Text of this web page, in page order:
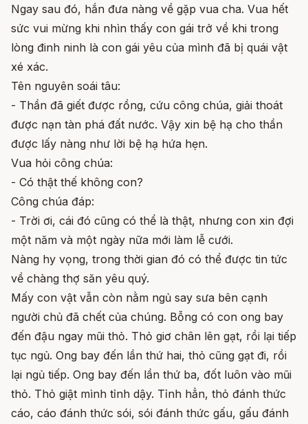
Ngay sau đó, hắn đưa nàng về gặp vua cha. Vua hết
sức vui mừng khi nhìn thấy con gái trở về khi trong
lòng đinh ninh là con gái yêu của mình đã bị quái vật
xé xác.
Tên nguyên soái tâu:
- Thần đã giết được rồng, cứu công chúa, giải thoát
được nạn tàn phá đất nước. Vậy xin bệ hạ cho thần
được lấy nàng như lời bệ hạ hứa hẹn.
Vua hỏi công chúa:
- Có thật thế không con?
Công chúa đáp:
- Trời ơi, cái đó cũng có thể là thật, nhưng con xin đợi
một năm và một ngày nữa mới làm lễ cưới.
Nàng hy vọng, trong thời gian đó có thể được tin tức
về chàng thợ săn yêu quý.
Mấy con vật vẫn còn nằm ngủ say sưa bên cạnh
người chủ đã chết của chúng. Bỗng có con ong bay
đến đậu ngay mũi thỏ. Thỏ giơ chân lên gạt, rồi lại tiếp
tục ngủ. Ong bay đến lần thứ hai, thỏ cũng gạt đi, rồi
lại ngủ tiếp. Ong bay đến lần thứ ba, đốt luôn vào mũi
thỏ. Thỏ giật mình tỉnh dậy. Tỉnh hẳn, thỏ đánh thức
cáo, cáo đánh thức sói, sói đánh thức gấu, gấu đánh